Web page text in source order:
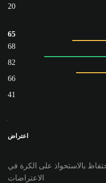
20
65
68
82
66
41
اعتراض
بالاستحواذ على الكرة في
الاعتراضات